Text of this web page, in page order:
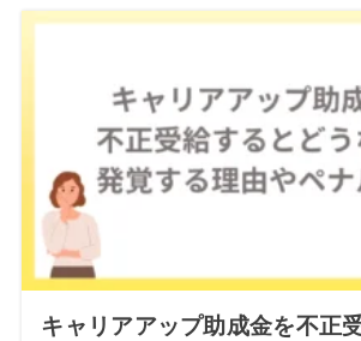
キャリアアップ助成金を不正